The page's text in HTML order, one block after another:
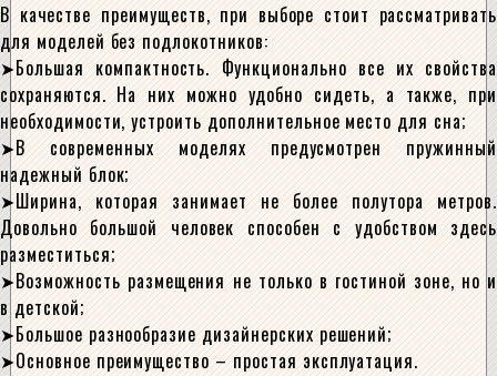
В качестве преимуществ, при выборе стоит рассматривать
для моделей без подлокотников:
Большая компактность. Функционально все их свойства
сохраняются. На них можно удобно сидеть, а также, при
необходимости, устроить дополнительное место для сна;
В современных моделях предусмотрен пружинный
надежный блок;
Ширина, которая занимает не более полутора метров.
Довольно большой человек способен с удобством здесь
разместиться;
Возможность размещения не только в гостиной зоне, но и
в детской;
Большое разнообразие дизайнерских решений;
Основное преимущество – простая эксплуатация.